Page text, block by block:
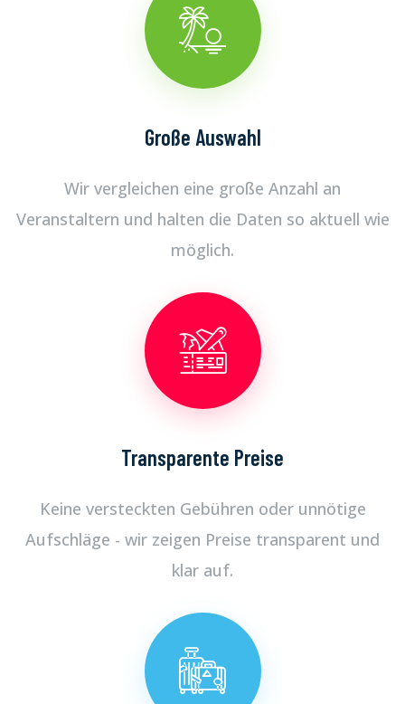
Große Auswahl
Wir vergleichen eine große Anzahl an
Veranstaltern und halten die Daten so aktuell wie
möglich.
Transparente Preise
Keine versteckten Gebühren oder unnötige
Aufschläge - wir zeigen Preise transparent und
klar auf.